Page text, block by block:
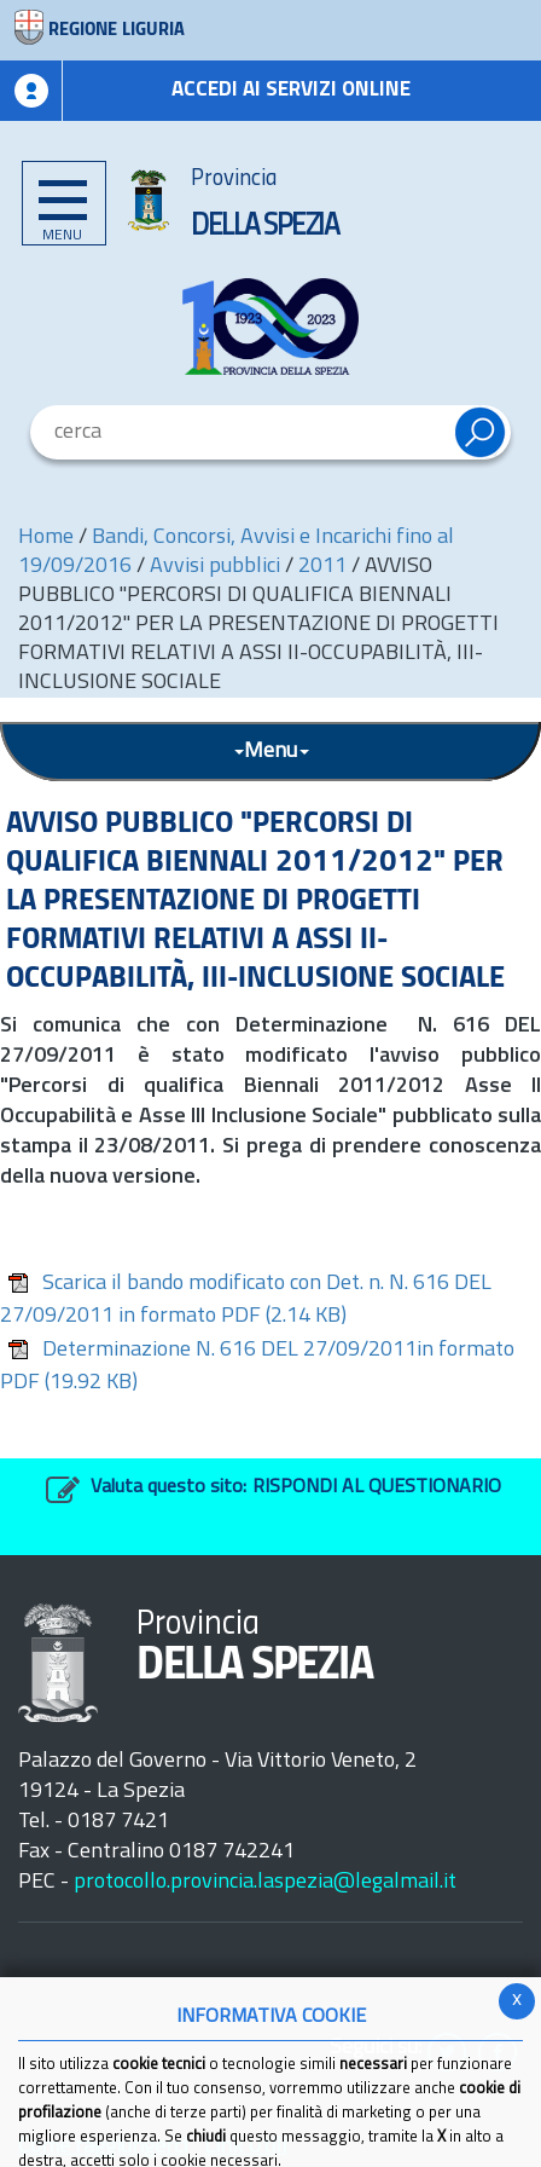
REGIONE LIGURIA
ACCEDI AI SERVIZI ONLINE
MENU
Provincia
DELLA SPEZIA
Home / Bandi, Concorsi, Avvisi e Incarichi fino al
19/09/2016 / Avvisi pubblici / 2011 / AVVISO
PUBBLICO "PERCORSI DI QUALIFICA BIENNALI
2011/2012" PER LA PRESENTAZIONE DI PROGETTI
FORMATIVI RELATIVI A ASSI II-OCCUPABILITÀ, III-
INCLUSIONE SOCIALE
Menu
AVVISO PUBBLICO "PERCORSI DI
QUALIFICA BIENNALI 2011/2012" PER
LA PRESENTAZIONE DI PROGETTI
FORMATIVI RELATIVI A ASSI II-
OCCUPABILITÀ, III-INCLUSIONE SOCIALE
Si comunica che con Determinazione N. 616 DEL
27/09/2011 è stato modificato l'avviso pubblico
"Percorsi di qualifica Biennali 2011/2012 Asse II
Occupabilità e Asse III Inclusione Sociale" pubblicato sulla
stampa il 23/08/2011. Si prega di prendere conoscenza
della nuova versione.
Scarica il bando modificato con Det. n. N. 616 DEL
27/09/2011 in formato PDF (2.14 KB)
Determinazione N. 616 DEL 27/09/2011in formato
PDF (19.92 KB)
Valuta questo sito: RISPONDI AL QUESTIONARIO
Provincia
DELLA SPEZIA
Palazzo del Governo - Via Vittorio Veneto, 2
19124 - La Spezia
Tel. - 0187 7421
Fax - Centralino 0187 742241
PEC - protocollo.provincia.laspezia@legalmail.it
Seguici su:
Come raggiungerci Link Utili
x
INFORMATIVA COOKIE
Il sito utilizza cookie tecnici o tecnologie simili necessari per funzionare
correttamente. Con il tuo consenso, vorremmo utilizzare anche cookie di
profilazione (anche di terze parti) per finalità di marketing o per una
migliore esperienza. Se chiudi questo messaggio, tramite la Xin alto a
destra, accetti solo i cookie necessari.